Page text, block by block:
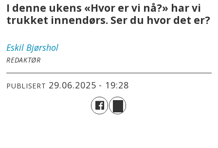
I denne ukens «Hvor er vi nå?» har vi
trukket innendørs. Ser du hvor det er?
Eskil Bjørshol
REDAKTØR
PUBLISERT 29.06.2025 - 19:28